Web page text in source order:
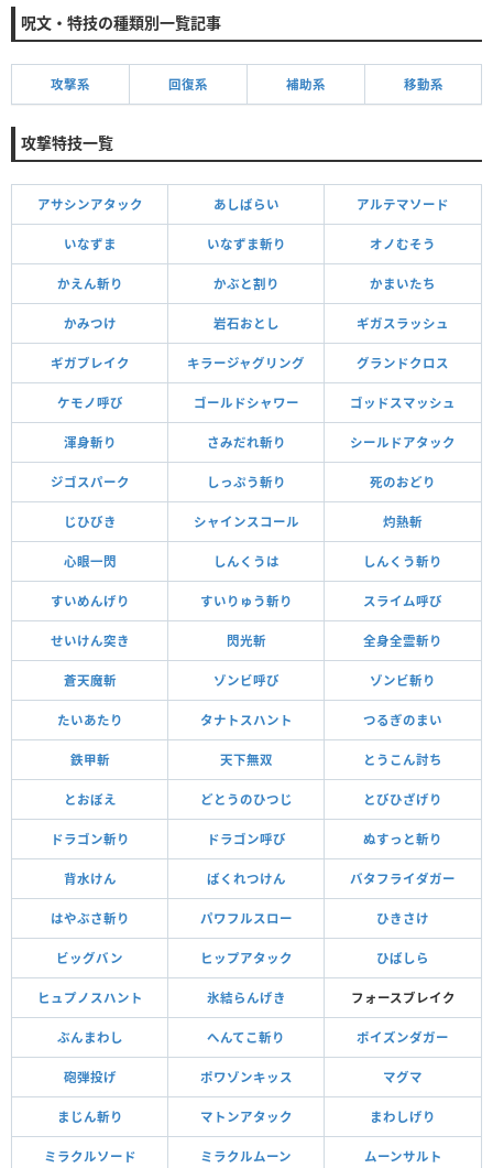
呪文・特技の種類別一覧記事
攻撃系 回復系 補助系 移動系
攻撃特技一覧
アサシンアタック あしばらい アルテマソード
いなずま いなずま斬り オノむそう
かえん斬り かぶと割り かまいたち
かみつけ 岩石おとし ギガスラッシュ
ギガブレイク キラージャグリング グランドクロス
ケモノ呼び ゴールドシャワー ゴッドスマッシュ
渾身斬り さみだれ斬り シールドアタック
ジゴスパーク しっぷう斬り 死のおどり
じひびき シャインスコール 灼熱斬
心眼一閃 しんくうは しんくう斬り
すいめんげり すいりゅう斬り スライム呼び
せいけん突き 閃光斬 全身全霊斬り
蒼天魔斬 ゾンビ呼び ゾンビ斬り
たいあたり タナトスハント つるぎのまい
鉄甲斬 天下無双 とうこん討ち
とおぼえ どとうのひつじ とびひざげり
ドラゴン斬り ドラゴン呼び ぬすっと斬り
背水けん ばくれつけん バタフライダガー
はやぶさ斬り パワフルスロー ひきさけ
ビッグバン ヒップアタック ひばしら
ヒュプノスハント 氷結らんげき フォースブレイク
ぶんまわし へんてこ斬り ポイズンダガー
砲弾投げ ポワゾンキッス マグマ
まじん斬り マトンアタック まわしげり
ミラクルソード ミラクルムーン ムーンサルト